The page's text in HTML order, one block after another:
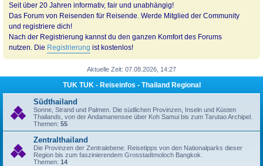
Seit über 20 Jahren informativ, fair und unabhängig!
Das Forum von Reisenden für Reisende. Werde Mitglied der Community
und registriere dich!
Nach der Registrierung kannst du den ganzen Komfort des Forums
nutzen. Die Registrierung ist kostenlos!
Aktuelle Zeit: 07.08.2026, 14:27
TUK TUK - Reiseinfos - Thailand Regional
Südthailand
Sonne, Strand und Palmen. Die südlichen Provinzen, Inseln und Küsten
Thailands, von der Andamanensee über Koh Samui bis zum Tarutao Archipel.
Themen: 55
Zentralthailand
Die Provinzen der Zentralebene. Reisetipps von den Nationalparks dieser
Region bis zum faszinierendem Grosstadtmoloch Bangkok.
Themen: 14